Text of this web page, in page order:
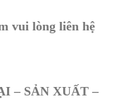
vui lòng liên hệ
– SẢN XUẤT –